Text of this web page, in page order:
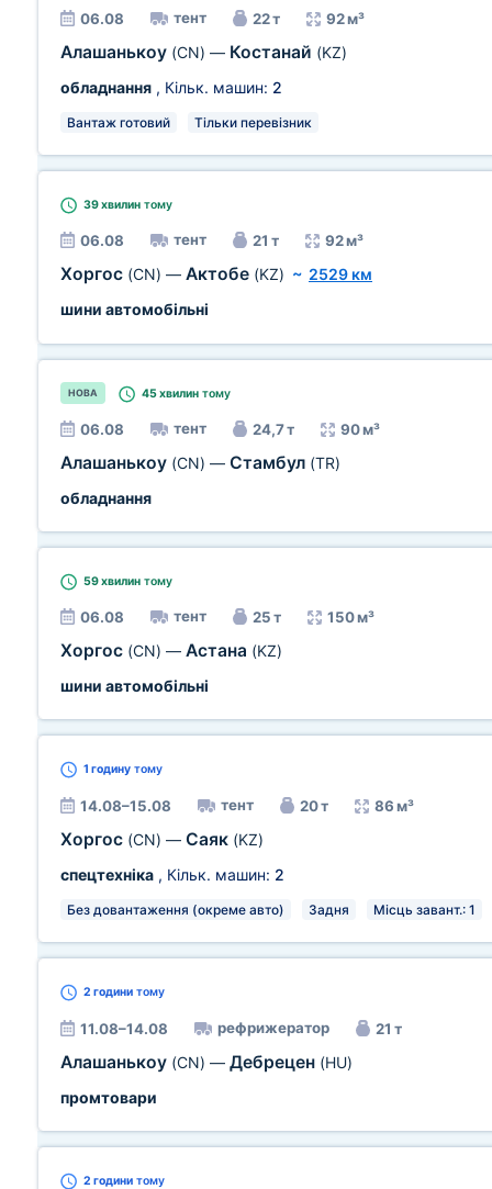
06.08 тент 22 т 92 м³
Алашанькоу (CN) — Костанай (KZ)
обладнання , Кільк. машин: 2
Вантаж готовий Тільки перевізник
39 хвилин тому
06.08 тент 21 т 92 м³
Хоргос (CN) — Актобе (KZ) ~ 2529 км
шини автомобільні
НОВА 45 хвилин тому
06.08 тент 24,7 т 90 м³
Алашанькоу (CN) — Стамбул (TR)
обладнання
59 хвилин тому
06.08 тент 25 т 150 м³
Хоргос (CN) — Астана (KZ)
шини автомобільні
1 годину тому
14.08–15.08 тент 20 т 86 м³
Хоргос (CN) — Саяк (KZ)
спецтехніка , Кільк. машин: 2
Без довантаження (окреме авто) Задня Місць завант.: 1
2 години тому
11.08–14.08 рефрижератор 21 т
Алашанькоу (CN) — Дебрецен (HU)
промтовари
2 години тому